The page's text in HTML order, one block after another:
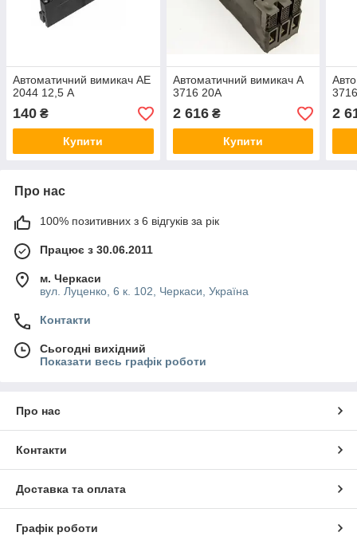
Автоматичний вимикач АЕ
2044 12,5 А
140 ₴
Купити
Автоматичний вимикач А
3716 20А
2 616₴
Купити
2
Про нас
100% позитивних з 6 відгуків за рік
Працює з 30.06.2011
м. Черкаси
вул. Луценко, 6 к. 102, Черкаси, Україна
Контакти
Сьогодні вихідний
Показати весь графік роботи
Про нас
Контакти
Доставка та оплата
Графік роботи